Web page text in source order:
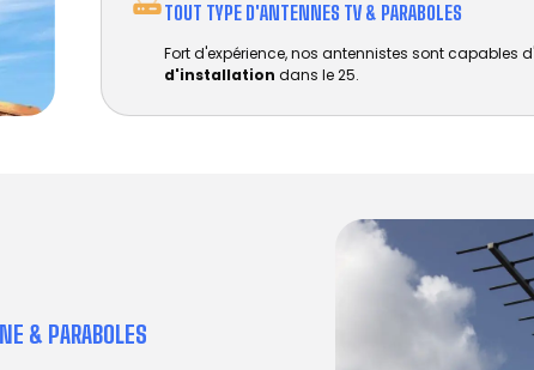
TOUT TYPE D'ANTENNES TV & PARABOLES
Fort d'expérience, nos antennistes sont capables
d'installation dans le 25.
& PARABOLES